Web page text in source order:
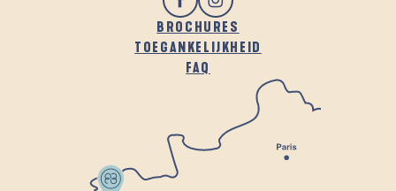
BROCHURES
TOEGANKELIJKHEID
FAQ